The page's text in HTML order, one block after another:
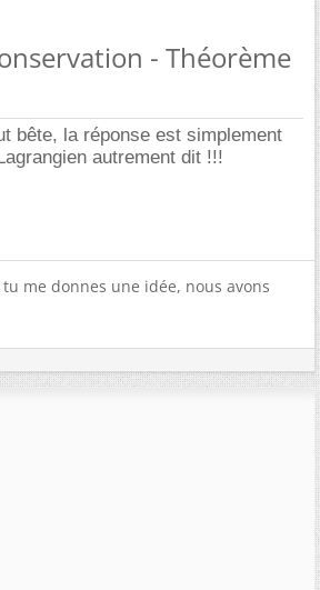
- Théorème
bête, la réponse est simplement
autrement dit !!!
me donnes une idée, nous avons